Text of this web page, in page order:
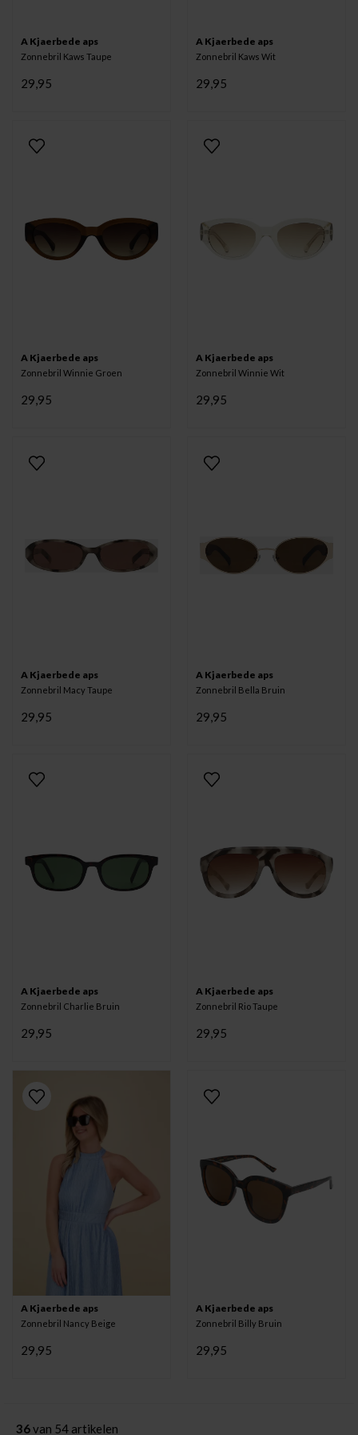
A Kjaerbede aps
Zonnebril Kaws Taupe
29,95
A Kjaerbede aps
Zonnebril Kaws Wit
29,95
A Kjaerbede aps
Zonnebril Winnie Groen
29,95
A Kjaerbede aps
Zonnebril Winnie Wit
29,95
A Kjaerbede aps
Zonnebril Macy Taupe
29,95
A Kjaerbede aps
Zonnebril Bella Bruin
29,95
A Kjaerbede aps
Zonnebril Charlie Bruin
29,95
A Kjaerbede aps
Zonnebril Rio Taupe
29,95
A Kjaerbede aps
Zonnebril Nancy Beige
29,95
A Kjaerbede aps
Zonnebril Billy Bruin
29,95
36van 54 artikelen